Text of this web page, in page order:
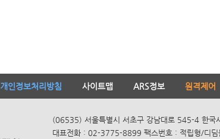
개인정보처리방침 사이트맵 ARS정보 원격제어
(06535) 서울특별시 서초구 강남대로 545-4 한
대표전화 : 02-3775-8899 팩스번호 : 적립형/디